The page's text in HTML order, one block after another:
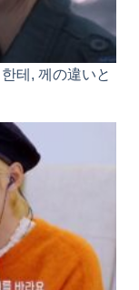
테, 께の違い